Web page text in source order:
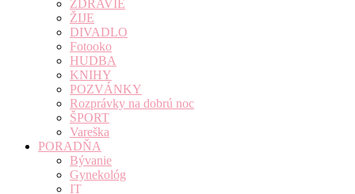
ZDRAVIE
ŽIJE
DIVADLO
Fotooko
HUDBA
KNIHY
POZVÁNKY
Rozprávky na dobrú noc
ŠPORT
Vareška
PORADŇA
Bývanie
Gynekológ
IT